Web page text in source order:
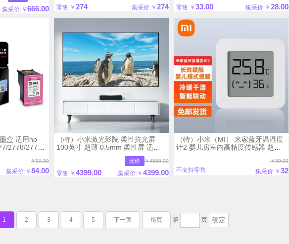
集采价:￥ 666.00 零售:￥ 274 集采价:￥ 274 零售:￥ 33.00 集采价:￥ 28.00
盒 适用hp
2778/2779/4175/4178/6078/6478
￥99.99
集采价:￥ 84.00
（特）小米激光影院 柔性抗光屏
100英寸 超薄 0.5mm 柔性屏 适配/
小米激光影院/小米激光电视
￥4888.00
零售:￥ 4399.00 集采价:￥ 4399.00
（特）小米（MI） 米家蓝牙温湿度
计2 婴儿房室内高精度传感器 超长
￥39.00
不支持零售 集采价:￥ 32
1 2 3 4 5 下一页 尾页 第 页